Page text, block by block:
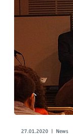
27.01.2020 | News